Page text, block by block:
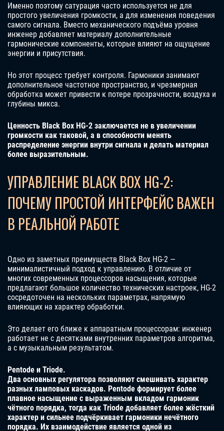
Именно поэтому сатурация часто используется не для
простого увеличения громкости, а для изменения поведения
самого сигнала. Вместо механического подъёма уровня
инженер добавляет материалу дополнительные
гармонические компоненты, которые влияют на ощущение
энергии и присутствия.
Но этот процесс требует контроля. Гармоники занимают
дополнительное частотное пространство, и чрезмерная
обработка может привести к потере прозрачности, воздуха и
глубины микса.
Ценность Black Box HG-2 заключается не в увеличении
громкости как таковой, а в способности менять
распределение энергии внутри сигнала и делать материал
более выразительным.
УПРАВЛЕНИЕ BLACK BOX HG-2:
ПОЧЕМУ ПРОСТОЙ ИНТЕРФЕЙС ВАЖЕН
В РЕАЛЬНОЙ РАБОТЕ
Одно из заметных преимуществ Black Box HG-2 —
минималистичный подход к управлению. В отличие от
многих современных процессоров насыщения, которые
предлагают большое количество технических настроек, HG-2
сосредоточен на нескольких параметрах, напрямую
влияющих на характер обработки.
Это делает его ближе к аппаратным процессорам: инженер
работает не с десятками внутренних параметров алгоритма,
а с музыкальным результатом.
Pentode и Triode.
Два основных регулятора позволяют смешивать характер
разных ламповых каскадов. Pentode формирует более
плавное насыщение с выраженным вкладом гармоник
чётного порядка, тогда как Triode добавляет более жёсткий
характер и сильнее подчёркивает гармоники нечётного
порядка. Их взаимодействие является одной из